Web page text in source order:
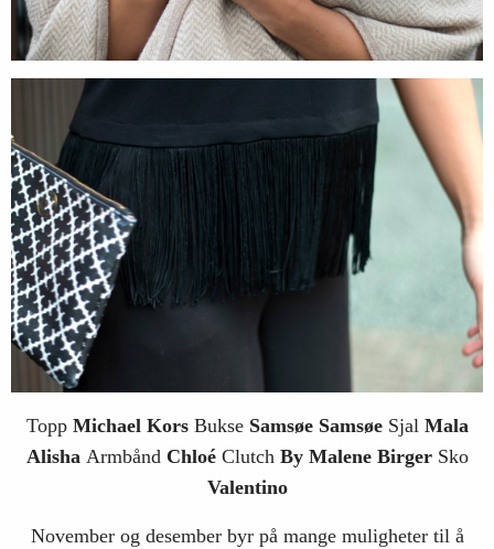
Topp Michael KorsBukse Samsøe SamsøeSjal Mala
AlishaArmbånd ChloéClutch By Malene BirgerSko
Valentino
November og desember byr på mange muligheter til å